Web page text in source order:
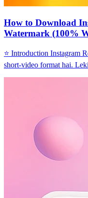
How to Download
Watermark (100%
⭐ Introduction Instagram
short-video format hai.